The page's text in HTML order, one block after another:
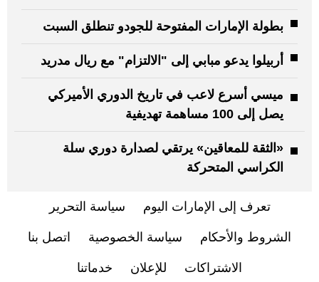
بطولة الإمارات المفتوحة للجودو تنطلق السبت
أربيلوا يدعو مبابي إلى "الالتزام" مع ريال مدريد
ميسي أسرع لاعب في تاريخ ​الدوري الأميركي
‌يصل إلى 100 مساهمة تهديفية
«الثقة للمعاقين» يرتقي لصدارة دوري سلة
الكراسي المتحركة
تعرف إلى الإمارات اليوم سياسة التحرير
الشروط والأحكام سياسة الخصوصية اتصل بنا
الاشتراكات للإعلان خدماتنا